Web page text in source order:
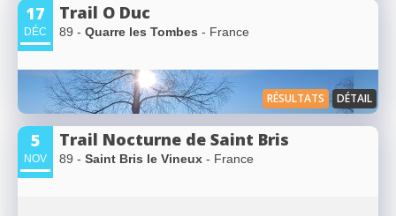
17
DÉC
Trail O Duc
89 - Quarre les Tombes - France
RÉSULTATS DÉTAIL
5
NOV
Trail Nocturne de Saint Bris
89 - Saint Bris le Vineux - France